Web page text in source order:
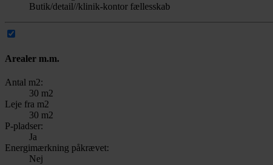
Butik/detail//klinik-kontor fællesskab
Arealer m.m.
Antal m2:
30 m2
Leje fra m2
30 m2
P-pladser:
Ja
Energimærkning påkrævet:
Nej